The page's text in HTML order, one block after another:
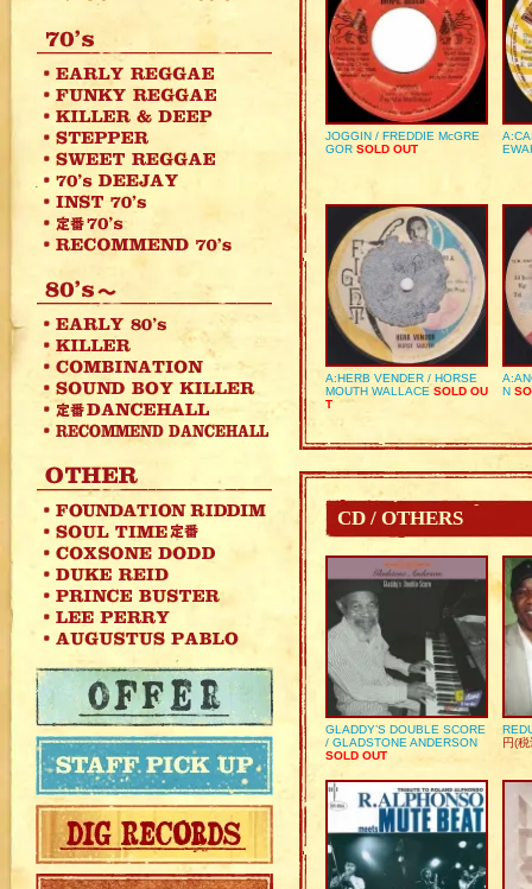
JOGGIN / FREDDIE McGRE
GOR SOLD OUT
A:HERB VENDER / HORSE
MOUTH WALLACE SOLD OU
T
N
CD / OTHERS
GLADDY’S DOUBLE SCORE
/ GLADSTONE ANDERSON
SOLD OUT
円(